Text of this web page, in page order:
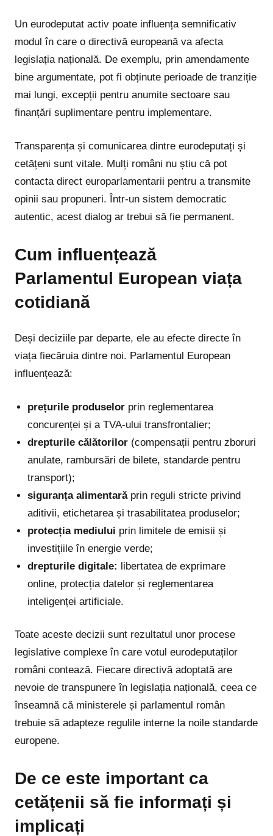
Un eurodeputat activ poate influența semnificativ
modul în care o directivă europeană va afecta
legislația națională. De exemplu, prin amendamente
bine argumentate, pot fi obținute perioade de tranziție
mai lungi, excepții pentru anumite sectoare sau
finanțări suplimentare pentru implementare.
Transparența și comunicarea dintre eurodeputați și
cetățeni sunt vitale. Mulți români nu știu că pot
contacta direct europarlamentarii pentru a transmite
opinii sau propuneri. Într-un sistem democratic
autentic, acest dialog ar trebui să fie permanent.
Cum influențează
Parlamentul European viața
cotidiană
Deși deciziile par departe, ele au efecte directe în
viața fiecăruia dintre noi. Parlamentul European
influențează:
prețurile produselor prin reglementarea
concurenței și a TVA-ului transfrontalier;
drepturile călătorilor (compensații pentru zboruri
anulate, rambursări de bilete, standarde pentru
transport);
siguranța alimentarăprin reguli stricte privind
aditivii, etichetarea și trasabilitatea produselor;
protecția mediului prin limitele de emisii și
investițiile în energie verde;
drepturile digitale: libertatea de exprimare
online, protecția datelor și reglementarea
inteligenței artificiale.
Toate aceste decizii sunt rezultatul unor procese
legislative complexe în care votul eurodeputaților
români contează. Fiecare directivă adoptată are
nevoie de transpunere în legislația națională, ceea ce
înseamnă că ministerele și parlamentul român
trebuie să adapteze regulile interne la noile standarde
europene.
De ce este important ca
cetățenii să fie informați și
implicați